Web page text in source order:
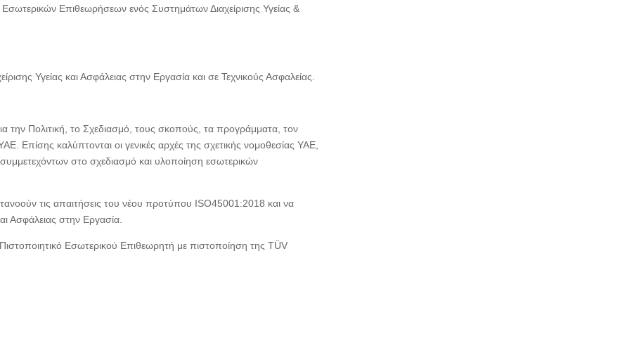
Εσωτερικών Επιθεωρήσεων ενός Συστημάτων Διαχείρισης Υγείας &
Υγείας και Ασφάλειας στην Εργασία και σε Τεχνικούς Ασφαλείας.
την Πολιτική, το Σχεδιασμό, τους σκοπούς, τα προγράμματα, τον
Επίσης καλύπτονται οι γενικές αρχές της σχετικής νομοθεσίας ΥΑΕ,
στο σχεδιασμό και υλοποίηση εσωτερικών
τις απαιτήσεις του νέου προτύπου ISO45001:2018 και να
Ασφάλειας στην Εργασία.
Εσωτερικού Επιθεωρητή με πιστοποίηση της TÜV